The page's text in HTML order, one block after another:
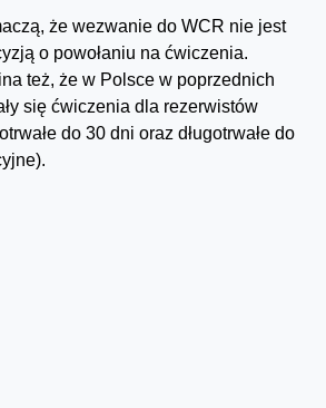
że wezwanie do WCR nie jest
o powołaniu na ćwiczenia.
też, że w Polsce w poprzednich
się ćwiczenia dla rezerwistów
do 30 dni oraz długotrwałe do